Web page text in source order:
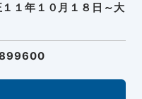
１１年１０月１８日～大